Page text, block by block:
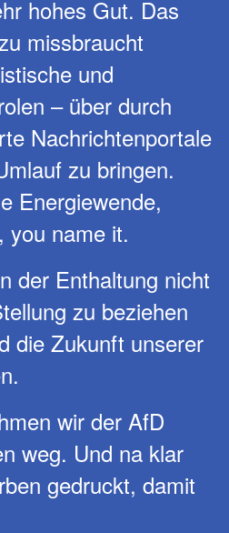
hohes Gut. Das
missbraucht
und
– über durch
Nachrichtenportale
zu bringen.
Energiewende,
you name it.
der Enthaltung nicht
zu beziehen
die Zukunft unserer
wir der AfD
weg. Und na klar
gedruckt, damit